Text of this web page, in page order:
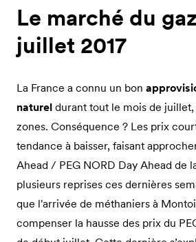
Le marché du
juillet 2017
La France a connu un bon
naturel durant tout le mois de
zones. Conséquence ? Les prix
tendance à baisser, faisant
Ahead / PEG NORD Day Ahead de
plusieurs reprises ces dernières
que l'arrivée de méthaniers à
compenser la hausse des prix du